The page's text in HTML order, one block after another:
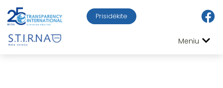
Prisidėkite
Meniu